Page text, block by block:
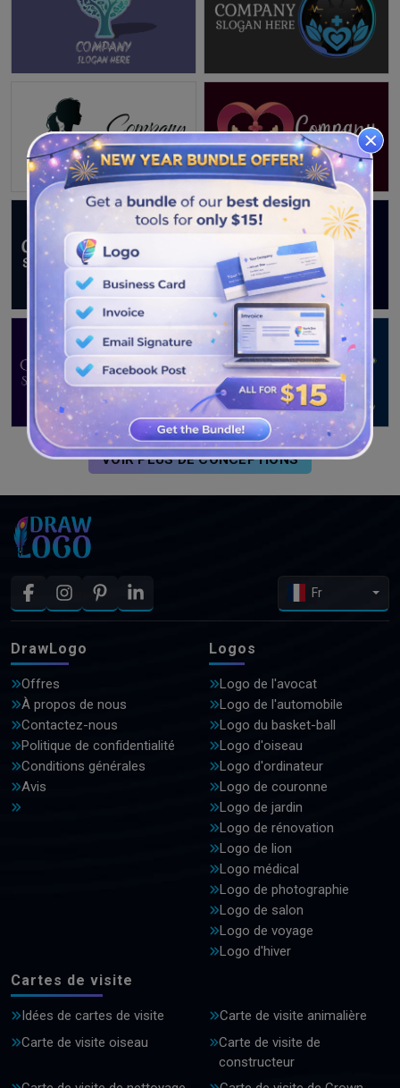
VOIR PLUS DE CONCEPTIONS
Fr
DrawLogo
Offres
À propos de nous
Contactez-nous
Politique de confidentialité
Conditions générales
Avis
Logos
Logo de l'avocat
Logo de l'automobile
Logo du basket-ball
Logo d'oiseau
Logo d'ordinateur
Logo de couronne
Logo de jardin
Logo de rénovation
Logo de lion
Logo médical
Logo de photographie
Logo de salon
Logo de voyage
Logo d'hiver
Cartes de visite
Idées de cartes de visite
Carte de visite animalière
Carte de visite oiseau
Carte de visite de
constructeur